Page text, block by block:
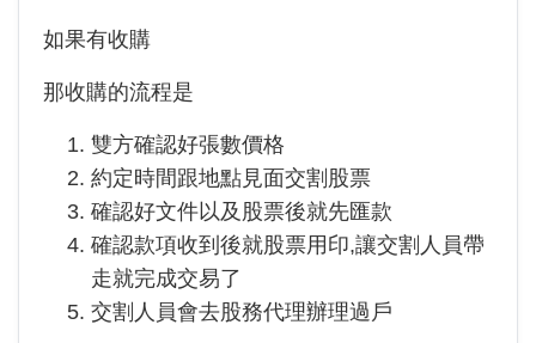
如果有收購
那收購的流程是
雙方確認好張數價格
約定時間跟地點見面交割股票
確認好文件以及股票後就先匯款
確認款項收到後就股票用印,讓交割人員帶
走就完成交易了
交割人員會去股務代理辦理過戶